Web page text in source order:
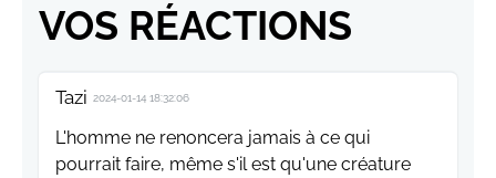
VOS RÉACTIONS
Tazi 2024-01-14 18:32:06
L'homme ne renoncera jamais à ce qui
pourrait faire, même s'il est qu'une créature